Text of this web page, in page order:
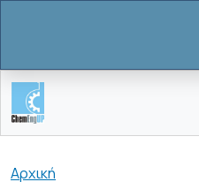
Breadcrumb
Αρχική